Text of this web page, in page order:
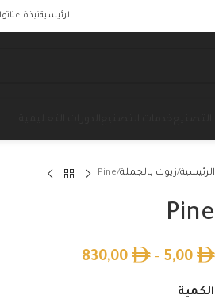
الرئيسيةنبذة عنا
الرئيسية زيوت بالجملة Pine
Pine
5,00
–
830,00
الكمية